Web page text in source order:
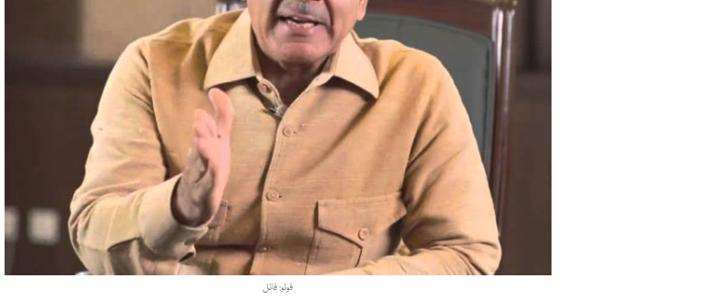
فوٹو: فائل